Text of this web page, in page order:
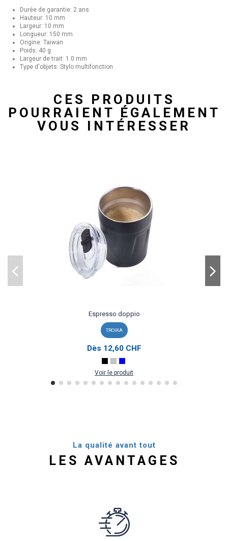
Durée de garantie: 2 ans
Hauteur: 10 mm
Largeur: 10 mm
Longueur: 150 mm
Origine: Taiwan
Poids: 40 g
Largeur de trait: 1.0 mm
Type d'objets: Stylo multifonction
CES PRODUITS
POURRAIENT ÉGALEMENT
VOUS INTÉRESSER
Espresso doppio
TROIKA
Dès 12,60 CHF
Voir le produit
La qualité avant tout
LES AVANTAGES